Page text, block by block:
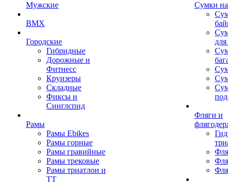
Мужские
BMX
Городские
Гибридные
Дорожные и
Фитнесс
Круизеры
Складные
Фиксы и
Синглспид
Рамы
Рамы Ebikes
Рамы горные
Рамы гравийные
Рамы трековые
Рамы триатлон и
ТТ
Сумки
Фляги и